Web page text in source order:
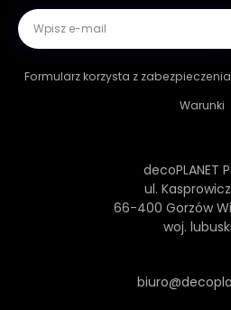
Formularz korzysta z zabezpieczenia
Warunki
decoPLANET
ul.
66-400 Gorzów
woj.